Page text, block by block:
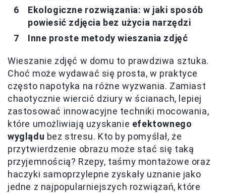
Ekologiczne rozwiązania: w jaki sposób
powiesić zdjęcia bez użycia narzędzi
Inne proste metody wieszania zdjęć
Wieszanie zdjęć w domu to prawdziwa sztuka.
Choć może wydawać się prosta, w praktyce
często napotyka na różne wyzwania. Zamiast
chaotycznie wiercić dziury w ścianach, lepiej
zastosować innowacyjne techniki mocowania,
które umożliwiają uzyskanie efektownego
wyglądu bez stresu. Kto by pomyślał, że
przytwierdzenie obrazu może stać się taką
przyjemnością? Rzepy, taśmy montażowe oraz
haczyki samoprzylepne zyskały uznanie jako
jedne z najpopularniejszych rozwiązań, które